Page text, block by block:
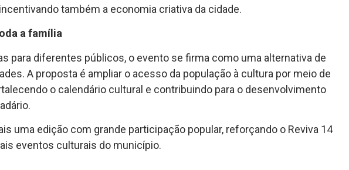
também a economia criativa da cidade.
a família
para diferentes públicos, o evento se firma como uma alternativa de
A proposta é ampliar o acesso da população à cultura por meio de
o calendário cultural e contribuindo para o desenvolvimento
uma edição com grande participação popular, reforçando o Reviva 14
eventos culturais do município.